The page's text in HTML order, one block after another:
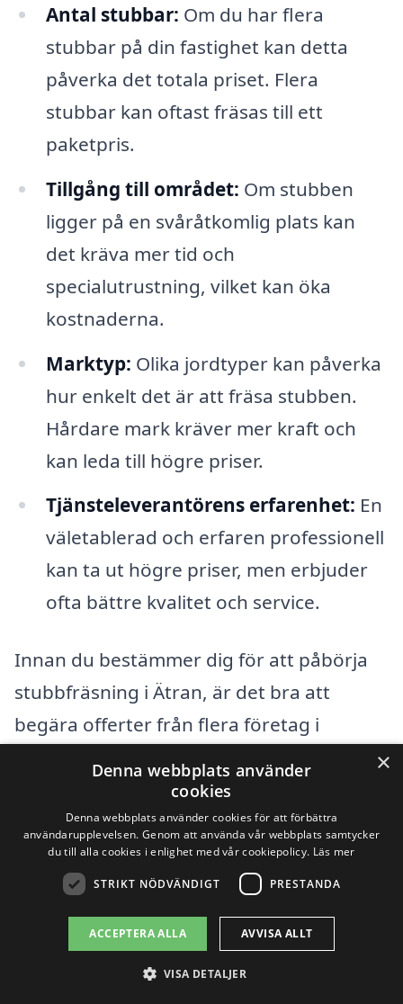
Antal stubbar: Om du har flera
stubbar på din fastighet kan detta
påverka det totala priset. Flera
stubbar kan oftast fräsas till ett
paketpris.
Tillgång till området: Om stubben
ligger på en svåråtkomlig plats kan
det kräva mer tid och
specialutrustning, vilket kan öka
kostnaderna.
Marktyp: Olika jordtyper kan påverka
hur enkelt det är att fräsa stubben.
Hårdare mark kräver mer kraft och
kan leda till högre priser.
Tjänsteleverantörens erfarenhet: En
väletablerad och erfaren professionell
kan ta ut högre priser, men erbjuder
ofta bättre kvalitet och service.
Innan du bestämmer dig för att påbörja
stubbfräsning i Ätran, är det bra att
begära offerter från flera företag i
tjänster kan du säkerställa att du får ett
bra erbjudande. Tänk på att det inte alltid
är bäst att välja den billigaste tjänsten;
kvalitet och kundservice är också viktiga
faktorer att överväga.
Att förstå vad som påverkar priset kan
×
Denna webbplats använder
cookies
Denna webbplats använder cookies för att förbättra
användarupplevelsen. Genom att använda vår webbplats samtycker
du till alla cookies i enlighet med vår cookiepolicy. Läs mer
STRIKT NÖDVÄNDIGT PRESTANDA
ACCEPTERA ALLA AVVISA ALLT
VISA DETALJER